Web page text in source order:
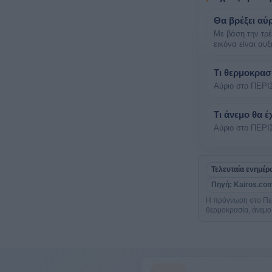
Θα βρέξει
Με βάση την
εικόνα είναι
Τι
Αύριο στο
Τι άνεμο θα
Αύριο στο
Τελευταία
Πηγή:
Η πρόγνωση στο
θερμοκρασία,